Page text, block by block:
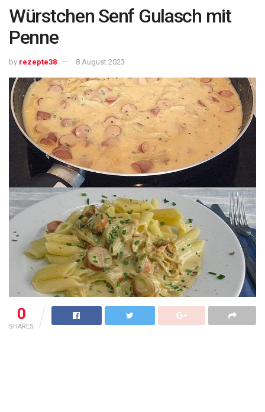
Würstchen Senf Gulasch mit
Penne
by rezepte38 8 August 2023
0
SHARES